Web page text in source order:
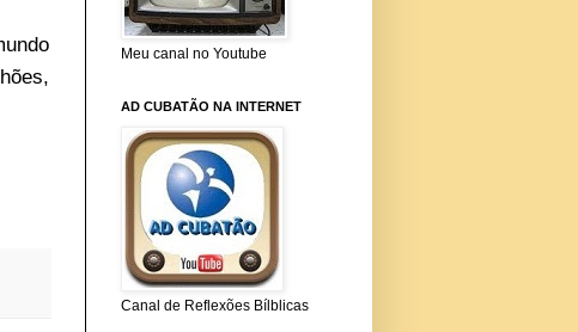
Meu canal no Youtube
AD CUBATÃO NA INTERNET
Canal de Reflexões Bílblicas